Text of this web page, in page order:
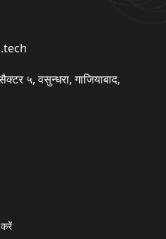
५, वसुन्धरा, गाजियाबाद,
करें